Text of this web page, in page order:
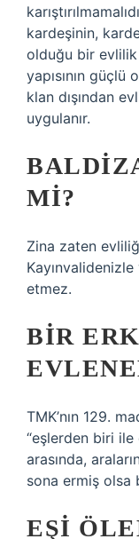
kardeşinin,
olduğu bir
yapısının
klan dışından
uygulanır.
MI?
Zina zaten
etmez.
BIR
TMK’nın 129.
“eşlerden biri
arasında,
sona ermiş olsa
EŞI